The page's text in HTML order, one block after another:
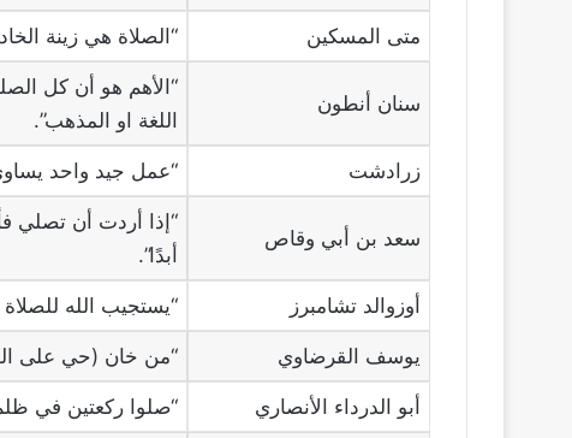
متى المسكين “الصلاة هي زينة
سنان أنطون
“الأهم هو أن كل
اللغة او المذهب”.
زرادشت “عمل جيد واحد
سعد بن أبي وقاص
“إذا أردت أن تصلي
أبدًا”.
أوزوالد تشامبرز “يستجيب الله
يوسف القرضاوي “من خان (حي على
أبو الدرداء الأنصاري “صلوا ركعتين في